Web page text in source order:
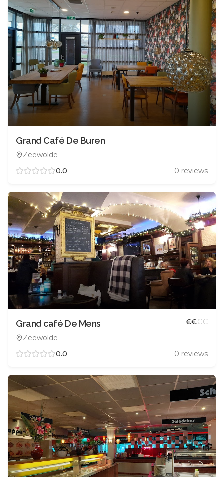
Grand Café De Buren
Zeewolde
0.0
0 reviews
Grand café De Mens
Zeewolde
€€€€
0.0 0 reviews